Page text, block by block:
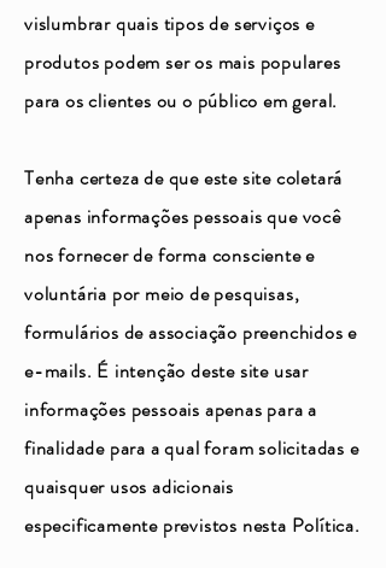
vislumbrar quais tipos de serviços e
produtos podem ser os mais populares
para os clientes ou o público em geral.
Tenha certeza de que este site coletará
apenas informações pessoais que você
nos fornecer de forma consciente e
voluntária por meio de pesquisas,
formulários de associação preenchidos e
e-mails. É intenção deste site usar
informações pessoais apenas para a
finalidade para a qual foram solicitadas e
quaisquer usos adicionais
especificamente previstos nesta Política.